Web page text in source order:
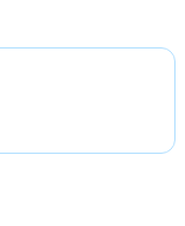
上の取組み